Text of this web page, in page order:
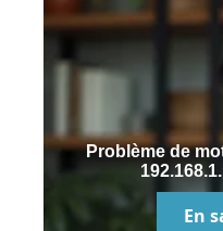
Problème de
En